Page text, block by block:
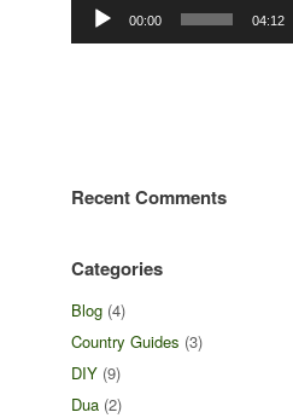
00:00 04:12
Recent Comments
Categories
Blog (4)
Country Guides (3)
DIY (9)
Dua (2)